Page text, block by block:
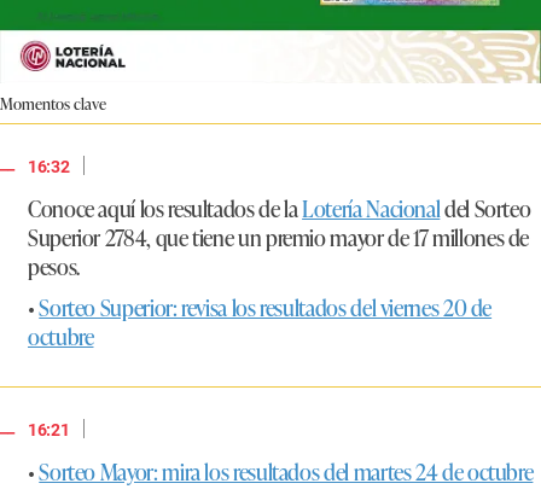
Momentos clave
16:32
|
Conoce aquí los resultados de laLotería Nacionaldel Sorteo
Superior 2784, que tiene un premio mayor de 17 millones de
pesos.
•Sorteo Superior: revisa los resultados del viernes 20 de
octubre
16:21
|
•Sorteo Mayor: mira los resultados del martes 24 de octubre